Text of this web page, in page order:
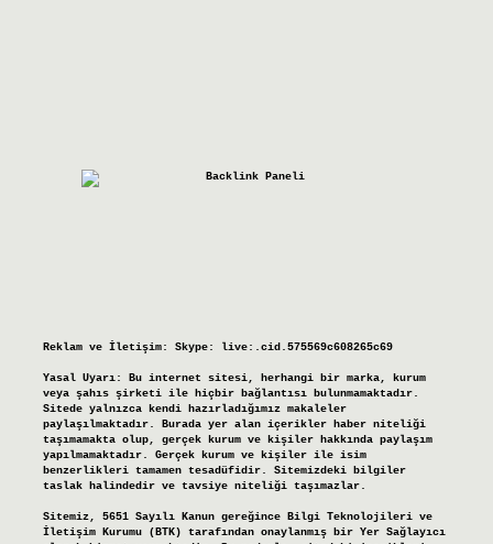
Reklam ve İletişim: Skype: live:.cid.575569c608265c69
Yasal Uyarı:
Bu internet sitesi, herhangi bir marka, kurum
veya şahıs şirketi ile hiçbir bağlantısı bulunmamaktadır.
Sitede yalnızca kendi hazırladığımız makaleler
paylaşılmaktadır. Burada yer alan içerikler haber niteliği
taşımamakta olup, gerçek kurum ve kişiler hakkında paylaşım
yapılmamaktadır. Gerçek kurum ve kişiler ile isim
benzerlikleri tamamen tesadüfidir. Sitemizdeki bilgiler
taslak halindedir ve tavsiye niteliği taşımazlar.
Sitemiz, 5651 Sayılı Kanun gereğince Bilgi Teknolojileri ve
İletişim Kurumu (BTK) tarafından onaylanmış bir Yer Sağlayıcı